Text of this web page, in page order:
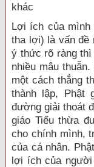
khác
Lợi ích của
tha lợi) là vấn đề
ý thức rõ ràng
nhiều mâu
một cách thẳng
thành lập, Phật
đường giải thoát
giáo Tiểu thừa
cho chính mình,
của cá nhân.
lợi ích của người